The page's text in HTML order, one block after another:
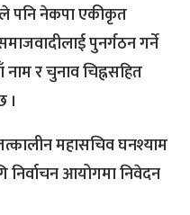
पनि नेकपा एकीकृत
पुनर्गठन गर्ने
र चुनाव चिह्नसहित
।
महासचिव घनश्याम
निर्वाचन आयोगमा निवेदन